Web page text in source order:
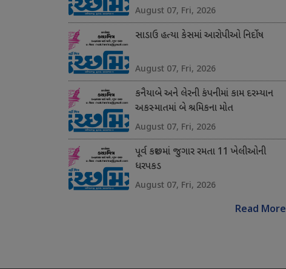
August 07, Fri, 2026
સાડાઉ હત્યા કેસમાં આરોપીઓ નિર્દોષ
August 07, Fri, 2026
કનૈયાબે અને લેરની કંપનીમાં કામ દરમ્યાન
અકસ્માતમાં બે શ્રમિકના મોત
August 07, Fri, 2026
પૂર્વ કચ્છમાં જુગાર રમતા 11 ખેલીઓની
ધરપકડ
August 07, Fri, 2026
Read More